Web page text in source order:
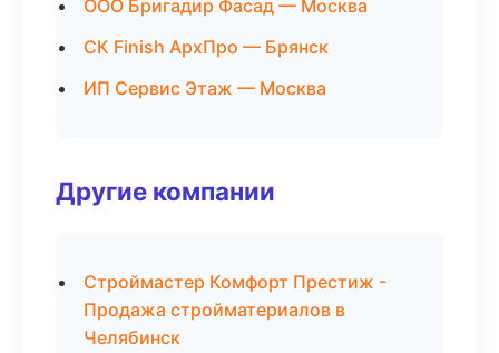
ООО Бригадир Фасад — Москва
СК Finish АрхПро — Брянск
ИП Сервис Этаж — Москва
Другие компании
Строймастер Комфорт Престиж -
Продажа стройматериалов в
Челябинск